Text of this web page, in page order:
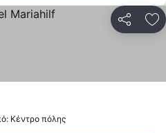
Κέντρο πόλης